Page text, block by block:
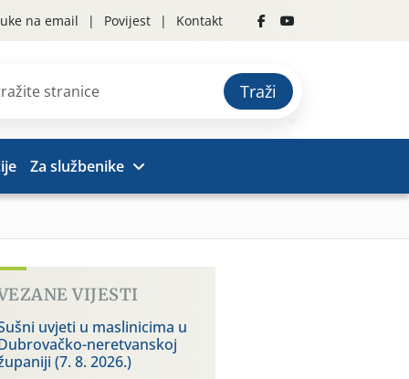
na email Povijest Kontakt
Traži
Za službenike
VIJESTI
uvjeti u maslinicima u
neretvanskoj
(7. 8. 2026.)